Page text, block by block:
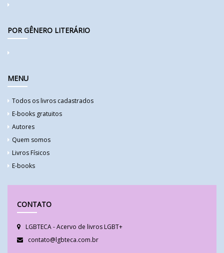
POR GÊNERO LITERÁRIO
MENU
Todos os livros cadastrados
E-books gratuitos
Autores
Quem somos
Livros Físicos
E-books
CONTATO
LGBTECA - Acervo de livros LGBT+
contato@lgbteca.com.br